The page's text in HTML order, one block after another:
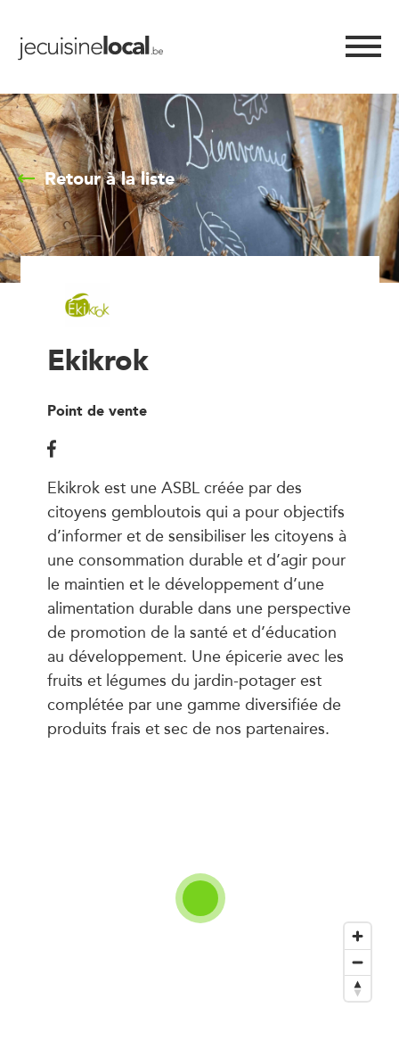
Retour à la liste
Ekikrok
Point de vente
Ekikrok est une ASBL créée par des
citoyens gembloutois qui a pour objectifs
d’informer et de sensibiliser les citoyens à
une consommation durable et d’agir pour
le maintien et le développement d’une
alimentation durable dans une perspective
de promotion de la santé et d’éducation
au développement. Une épicerie avec les
fruits et légumes du jardin-potager est
complétée par une gamme diversifiée de
produits frais et sec de nos partenaires.